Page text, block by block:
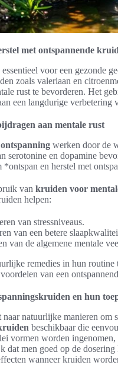
met ontspannende
voor een gezonde
zoals valeriaan en
rust te bevorderen. Het
een langdurige verbetering
aan mentale rust
werken door de
serotonine en dopamine
en herstel met
van kruiden voor
helpen:
van stressniveaus.
van een betere
van de algemene mentale
remedies in hun routine
van een
en hun
natuurlijke manieren om
beschikbaar die
vormen worden ingenomen,
dat men goed op de
wanneer kruiden